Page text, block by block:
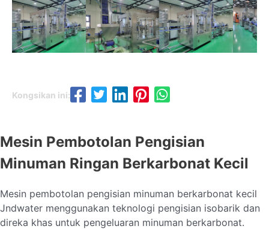
Kongsikan ini:
Mesin Pembotolan Pengisian
Minuman Ringan Berkarbonat Kecil
Mesin pembotolan pengisian minuman berkarbonat kecil
Jndwater menggunakan teknologi pengisian isobarik dan
direka khas untuk pengeluaran minuman berkarbonat.